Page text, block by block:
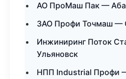
АО ПроМаш Пак —
ЗАО Профи Точмаш —
Инжиниринг Поток
Ульяновск
НПП Industrial Профи